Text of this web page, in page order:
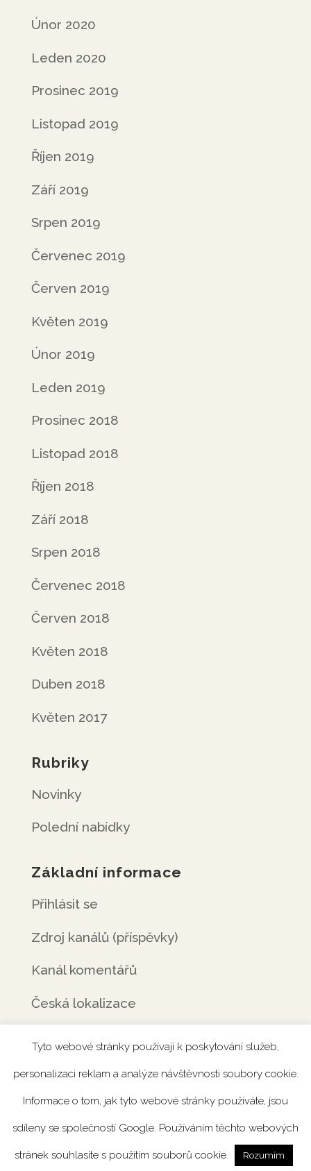
Únor 2020
Leden 2020
Prosinec 2019
Listopad 2019
Říjen 2019
Září 2019
Srpen 2019
Červenec 2019
Červen 2019
Květen 2019
Únor 2019
Leden 2019
Prosinec 2018
Listopad 2018
Říjen 2018
Září 2018
Srpen 2018
Červenec 2018
Červen 2018
Květen 2018
Duben 2018
Květen 2017
Rubriky
Novinky
Polední nabídky
Základní informace
Přihlásit se
Zdroj kanálů (příspěvky)
Kanál komentářů
Česká lokalizace
Úvod Rezervace Menu Fotogalerie
Catering
Tyto webové stránky používají k poskytování služeb,
personalizaci reklam a analýze návštěvnosti soubory cookie.
Informace o tom, jak tyto webové stránky používáte, jsou
sdíleny se společností Google. Používáním těchto webových
stránek souhlasíte s použitím souborů cookie. Rozumím